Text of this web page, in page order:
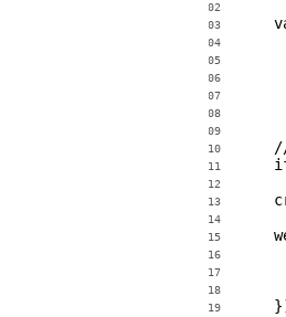
02
03
04
05
06
07
08
09
10
11
12
13
14
15
16
17
18
19